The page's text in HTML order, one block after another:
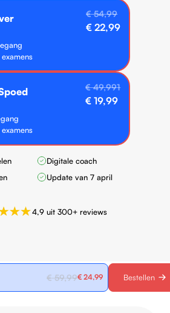
€ 54,99
€ 22,99
€ 49,991
€ 19,99
Digitale coach
Update van 7 april
4,9 uit 300+ reviews
€ 59,99€ 24,99 Bestellen